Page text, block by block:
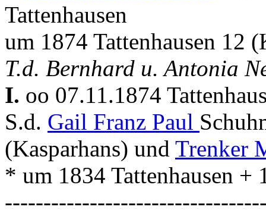
Tattenhausen
um 1874 Tattenhausen 12
T.d. Bernhard u. Antonia
I. oo 07.11.1874
S.d. Gail Franz Paul
(Kasparhans) und Trenker
* um 1834 Tattenhausen +